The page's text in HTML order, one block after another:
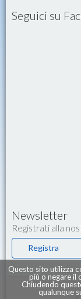
Questo sito utilizza
più o negare il
Chiudendo
qualunque
Seguici su
Newsletter
Registrati alla
Registra